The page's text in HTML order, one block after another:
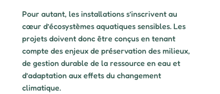
Pour autant, les installations s’inscrivent au
cœur d’écosystèmes aquatiques sensibles. Les
projets doivent donc être conçus en tenant
compte des enjeux de préservation des milieux,
de gestion durable de la ressource en eau et
d’adaptation aux effets du changement
climatique.